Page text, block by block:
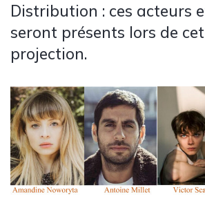
Distribution : ces acteurs
seront présents lors de
projection.